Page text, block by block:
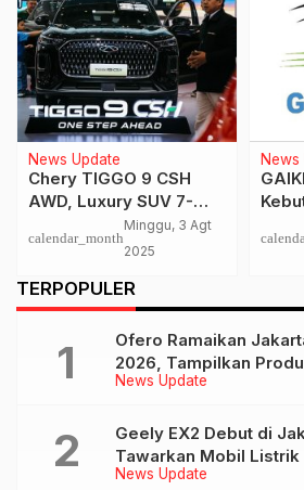
News Update
Chery TIGGO 9 CSH
AWD, Luxury SUV 7-
Seater dengan
Kenyamanan Premium
calendar_month
Minggu, 3 Agt
2025
News
TERPOPULER
News Update
Ofero Ramaikan
2026, Tampilkan
hingga Calon Model
News Update
Geely EX2 Debut di
Tawarkan Mobil Listrik
239 Jutaan